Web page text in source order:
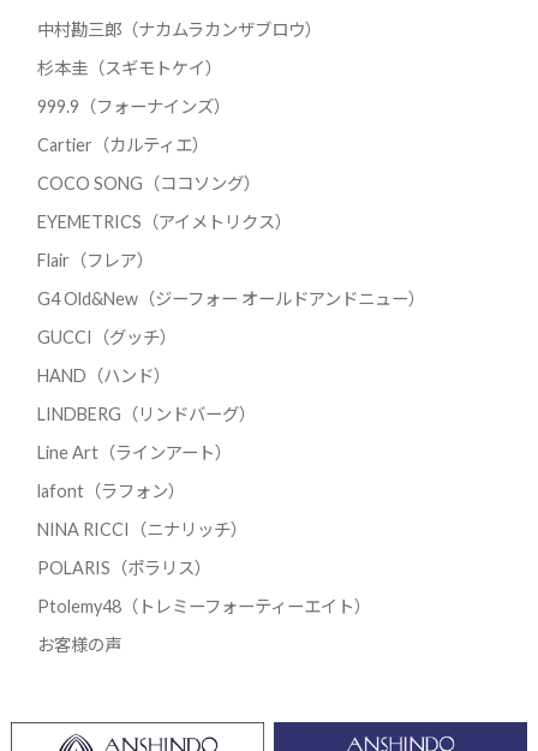
中村勘三郎（ナカムラカンザブロウ）
杉本圭（スギモトケイ）
999.9（フォーナインズ）
Cartier（カルティエ）
COCO SONG（ココソング）
EYEMETRICS（アイメトリクス）
Flair（フレア）
G4 Old&New（ジーフォー オールドアンドニュー）
GUCCI（グッチ）
HAND（ハンド）
LINDBERG（リンドバーグ）
Line Art（ラインアート）
lafont（ラフォン）
NINA RICCI（ニナリッチ）
POLARIS（ポラリス）
Ptolemy48（トレミーフォーティーエイト）
お客様の声